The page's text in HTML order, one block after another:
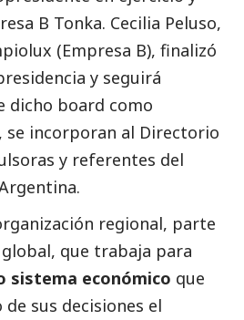
B Tonka. Cecilia Peluso,
(Empresa B), finalizó
y seguirá
dicho board como
se incorporan al Directorio
y referentes del
regional, parte
que trabaja para
sistema económico que
sus decisiones el